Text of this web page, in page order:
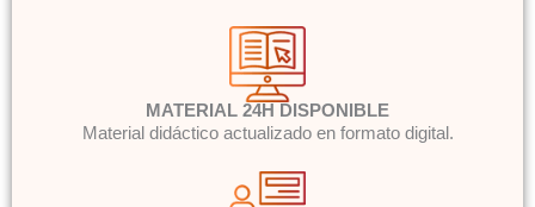
MATERIAL 24H DISPONIBLE
Material didáctico actualizado en formato digital.